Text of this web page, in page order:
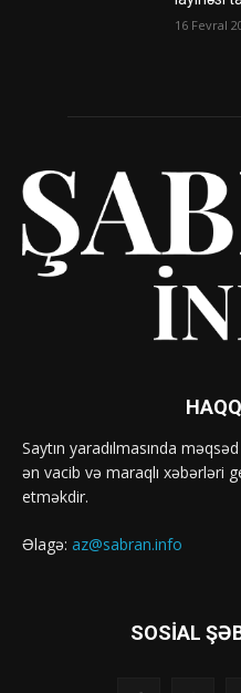
16 Fevral
Saytın yaradılmasında
ən vacib və maraqlı xəbərləri
etməkdir.
Əlagə: az@sabran.info
SOSIAL